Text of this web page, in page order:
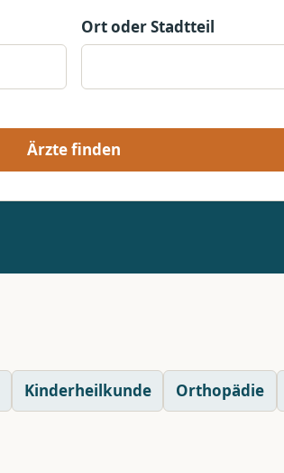
Ort oder Stadtteil
Ärzte finden
Kinderheilkunde Orthopädie